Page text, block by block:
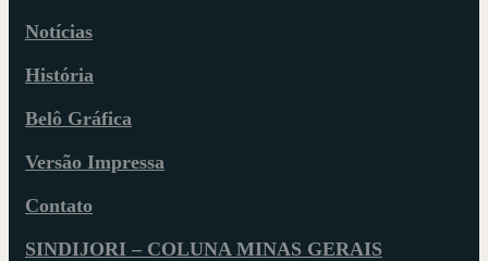
Notícias
História
Belô Gráfica
Versão Impressa
Contato
SINDIJORI – COLUNA MINAS GERAIS